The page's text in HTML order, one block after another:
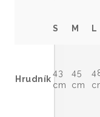
S M L
Hrudník
43
cm
45
cm